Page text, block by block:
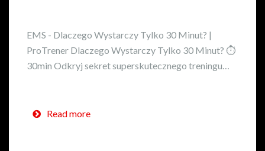
EMS - Dlaczego Wystarczy Tylko 30 Minut? |
ProTrener Dlaczego Wystarczy Tylko 30 Minut? ⏱️
30min Odkryj sekret superskutecznego treningu…
Read more